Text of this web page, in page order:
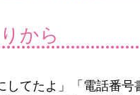
から
してたよ」「電話番